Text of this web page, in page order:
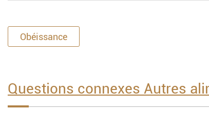
Obéissance
Questions connexes Autres